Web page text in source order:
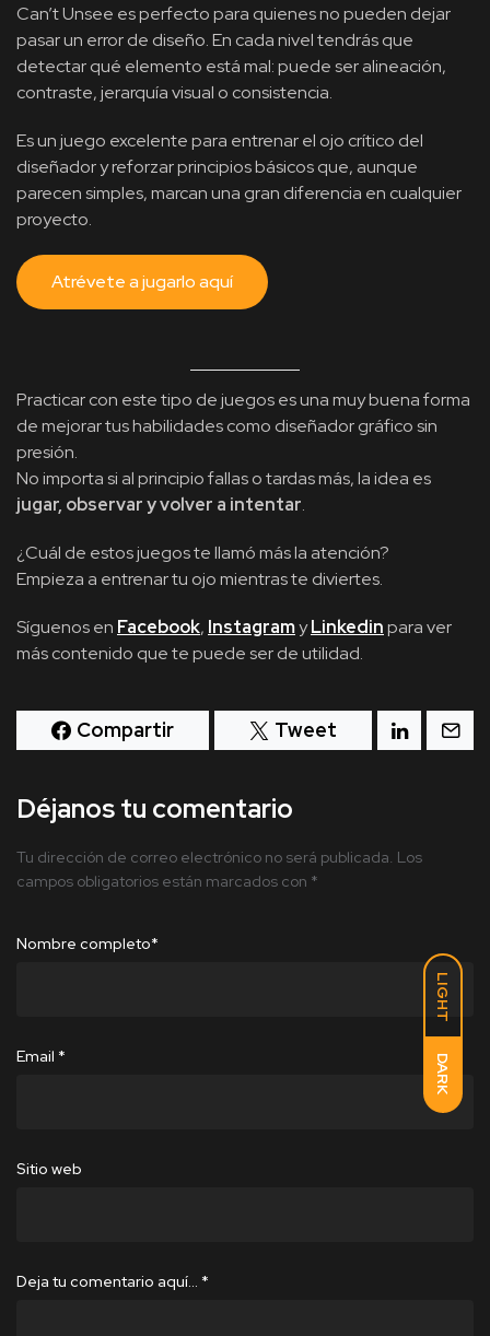
LIGHT
DARK
Can’t Unsee es perfecto para quienes no pueden dejar
pasar un error de diseño. En cada nivel tendrás que
detectar qué elemento está mal: puede ser alineación,
contraste, jerarquía visual o consistencia.
Es un juego excelente para entrenar el ojo crítico del
diseñador y reforzar principios básicos que, aunque
parecen simples, marcan una gran diferencia en cualquier
proyecto.
Atrévete a jugarlo aquí
Practicar con este tipo de juegos es una muy buena forma
de mejorar tus habilidades como diseñador gráfico sin
presión.
No importa si al principio fallas o tardas más, la idea es
jugar, observar y volver a intentar.
¿Cuál de estos juegos te llamó más la atención?
Empieza a entrenar tu ojo mientras te diviertes.
Síguenos en Facebook, InstagramyLinkedinpara ver
más contenido que te puede ser de utilidad.
Compartir Tweet
Déjanos tu comentario
Tu dirección de correo electrónico no será publicada. Los
campos obligatorios están marcados con *
Nombre completo*
Email *
Sitio web
Deja tu comentario aquí… *